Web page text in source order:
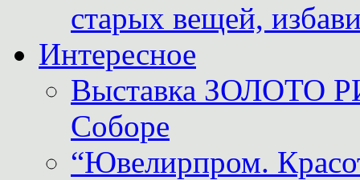
старых вещей,
Интересное
Выставка ЗОЛОТО
Соборе
“Ювелирпром.